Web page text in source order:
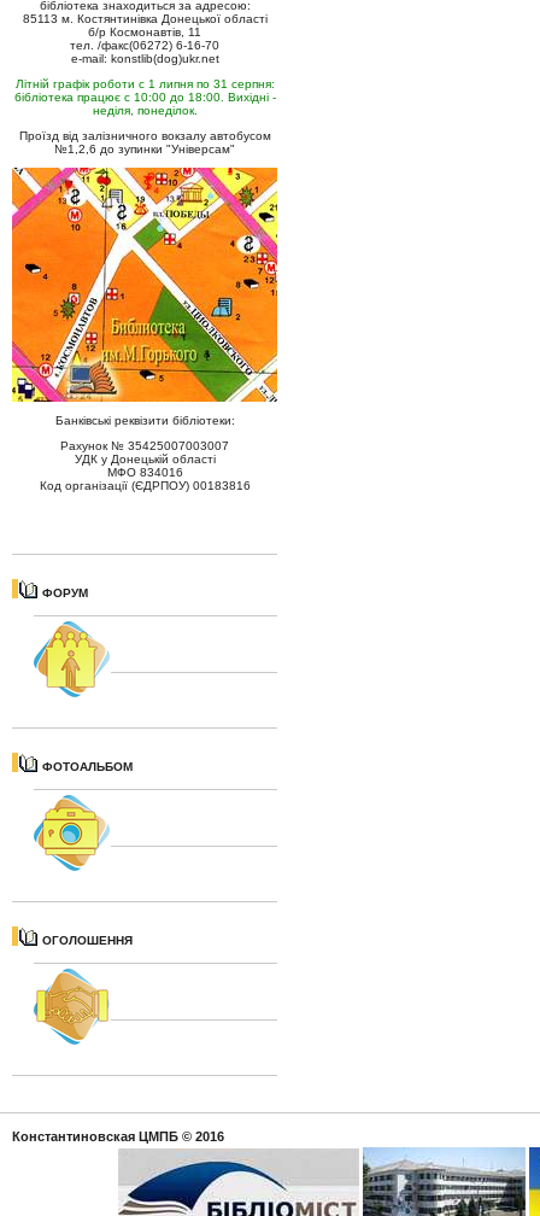
бібліотека знаходиться за адресою:
85113 м. Костянтинівка Донецької області
б/р Космонавтів, 11
тел. /факс(06272) 6-16-70
e-mail: konstlib(dog)ukr.net
Літній графік роботи с 1 липня по 31 серпня:
бібліотека працює с 10:00 до 18:00. Вихідні -
неділя, понеділок.
Проїзд від залізничного вокзалу автобусом
№1,2,6 до зупинки "Універсам"
Банківські реквізити бібліотеки:
Рахунок № 35425007003007
УДК у Донецькій області
МФО 834016
Код організації (ЄДРПОУ) 00183816
ФОРУМ
ФОТОАЛЬБОМ
ОГОЛОШЕННЯ
Константиновская ЦМПБ © 2016